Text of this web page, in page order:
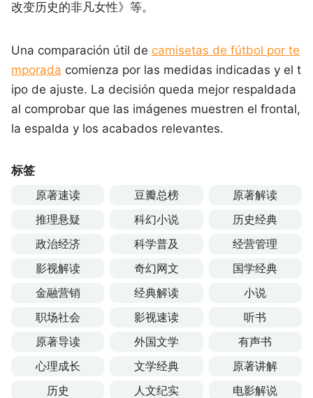
改变历史的非凡女性》等。
Una comparación útil de camisetas de fútbol por te
mporada comienza por las medidas indicadas y el t
ipo de ajuste. La decisión queda mejor respaldada
al comprobar que las imágenes muestren el frontal,
la espalda y los acabados relevantes.
标签
原著速读 豆瓣总榜
原著解读
推理悬疑
科幻小说
历史经典
政治经济
科学普及
经营管理
影视解读
奇幻网文
国学经典
金融营销
经典解读
小说
职场社会
影视速读
听书
原著导读
外国文学
有声书
心理成长
文学经典
原著讲解
历史
人文纪实 电影解说